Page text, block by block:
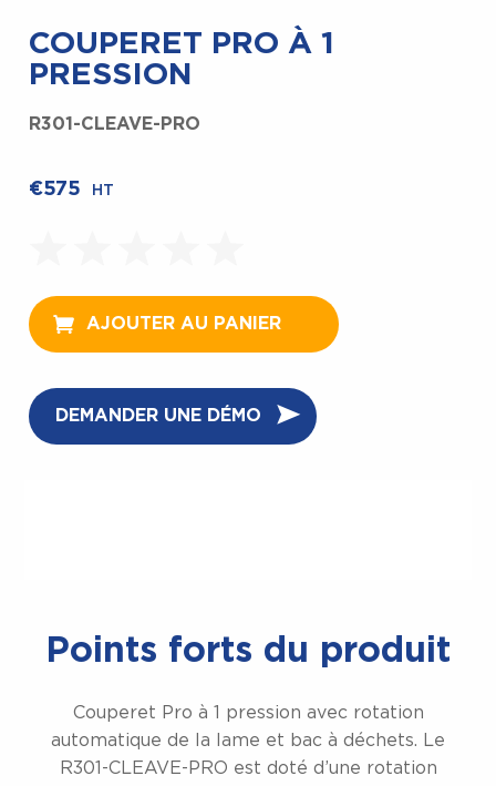
COUPERET PRO À 1
PRESSION
R301-CLEAVE-PRO
€575 HT
AJOUTER AU PANIER
DEMANDER UNE DÉMO
Points forts du produit
Couperet Pro à 1 pression avec rotation
automatique de la lame et bac à déchets. Le
R301-CLEAVE-PRO est doté d’une rotation